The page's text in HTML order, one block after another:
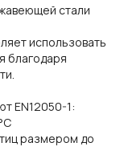
стали
использовать
благодаря
EN12050-1:
размером до